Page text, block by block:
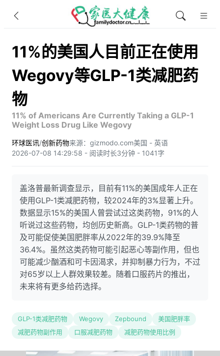
11%的美国人目前正在使用
Wegovy等GLP-1类减肥药
物
11% of Americans Are Currently Taking a GLP-1
Weight Loss Drug Like Wegovy
环球医讯/创新药物来源：gizmodo.com美国 - 英语
2026-07-08 14:29:58 - 阅读时长3分钟 - 1041字
盖洛普最新调查显示，目前有11%的美国成年人正在
使用GLP-1类减肥药物，较2024年的3%显著上升。
数据显示15%的美国人曾尝试过这类药物，91%的人
听说过这些药物，均创历史新高。GLP-1类药物的普
及可能促使美国肥胖率从2022年的39.9%降至
36.4%。虽然这类药物可能引起恶心等副作用，但也
可能减少酗酒和可卡因渴求，并抑制暴力行为，不过
对65岁以上人群效果较差。随着口服药片的推出，
未来将有更多给药选择。
GLP-1类减肥药物 Wegovy Zepbound
美国肥胖率
减肥药物副作用
口服减肥药物 减肥药物使用比例